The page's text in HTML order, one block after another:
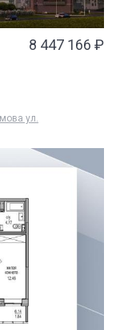
8 447 166 ₽
ул.